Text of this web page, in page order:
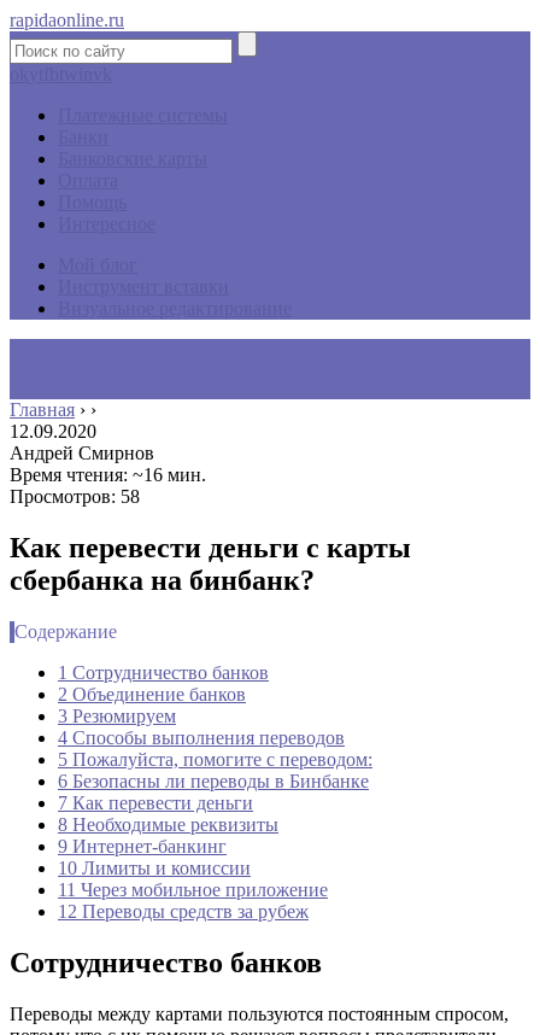
rapidaonline.ru
Главная › ›
12.09.2020
Андрей Смирнов
Время чтения: ~16 мин.
Просмотров: 58
Как перевести деньги с карты
сбербанка на бинбанк?
Содержание
1 Сотрудничество банков
2 Объединение банков
3 Резюмируем
4 Способы выполнения переводов
5 Пожалуйста, помогите c переводом:
6 Безопасны ли переводы в Бинбанке
7 Как перевести деньги
8 Необходимые реквизиты
9 Интернет-банкинг
10 Лимиты и комиссии
11 Через мобильное приложение
12 Переводы средств за рубеж
Сотрудничество банков
Переводы между картами пользуются постоянным спросом,